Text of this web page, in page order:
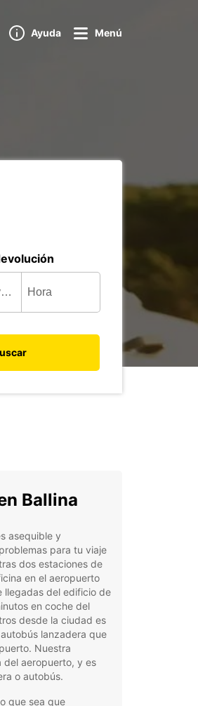
Ayuda Menú
Ballina
asequible y
para tu viaje
dos estaciones de
en el aeropuerto
llegadas del edificio de
en coche del
desde la ciudad es
lanzadera que
Nuestra
del aeropuerto, y es
o autobús.
que sea que